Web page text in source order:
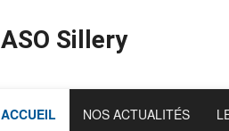
ASO Sillery
ACCUEIL NOS ACTUALITÉS